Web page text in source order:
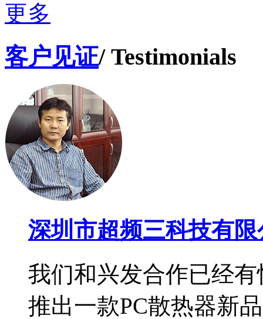
更多
客户见证/ Testimonials
深圳市超频三科技有限
我们和兴发合作已经
推出一款PC散热器新